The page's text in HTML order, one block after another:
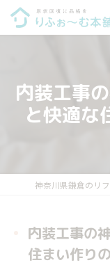
内装工事
と快適な
内装工事の
住まい作り